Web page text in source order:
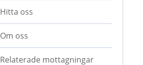
Hitta oss
Om oss
Relaterade mottagningar